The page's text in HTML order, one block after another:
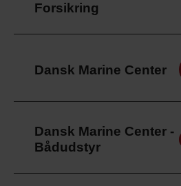
Forsikring
Dansk Marine Center
Dansk Marine Center -
Bådudstyr